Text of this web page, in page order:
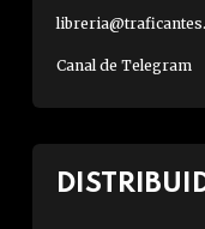
Canal de Telegram